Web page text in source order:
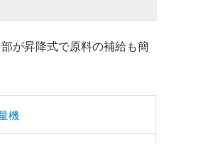
が昇降式で原料の補給も簡
機